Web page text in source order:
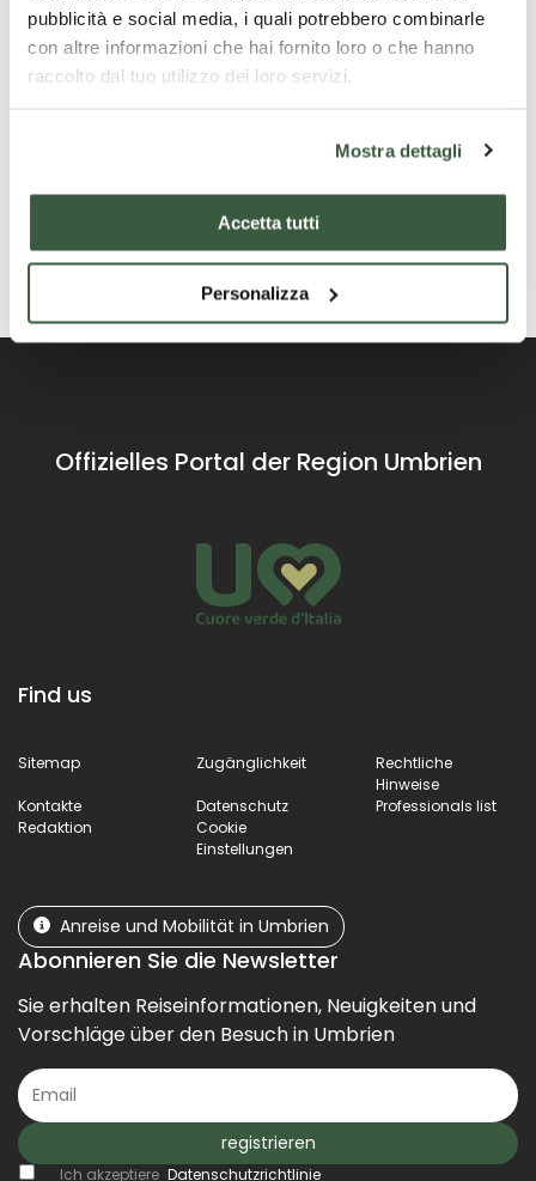
pubblicità e social media, i quali potrebbero combinarle
con altre informazioni che hai fornito loro o che hanno
raccolto dal tuo utilizzo dei loro servizi.
Mostra dettagli
Accetta tutti
Personalizza
Kontakte
Offizielles Portal der Region Umbrien
Find us
Sitemap Zugänglichkeit
Rechtliche
Hinweise
Kontakte
Datenschutz
Professionals list
Redaktion
Cookie
Einstellungen
Anreise und Mobilität in Umbrien
Abonnieren Sie die Newsletter
Sie erhalten Reiseinformationen, Neuigkeiten und
Vorschläge über den Besuch in Umbrien
registrieren
Ich akzeptiere Datenschutzrichtlinie